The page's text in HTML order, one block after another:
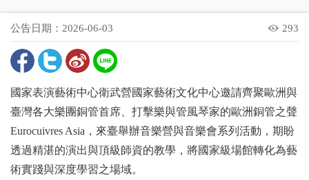
公告日期：2026-06-03 293
國家表演藝術中心衛武營國家藝術文化中心邀請齊聚歐洲與
臺灣各大樂團銅管首席、打擊樂與管風琴家的歐洲銅管之聲
Eurocuivres Asia，來臺舉辦音樂營與音樂會系列活動，期盼
透過精湛的演出與頂級師資的教學，將國家級場館轉化為藝
術實踐與深度學習之場域。